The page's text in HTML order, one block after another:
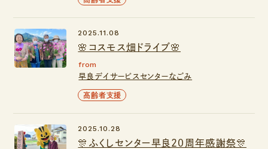
🌸コスモス畑ドライブ🌸
2025.11.08
from
早良デイサービスセンターなごみ
高齢者支援
🎊ふくしセンター早良２０周年感謝祭🎊
2025.10.28